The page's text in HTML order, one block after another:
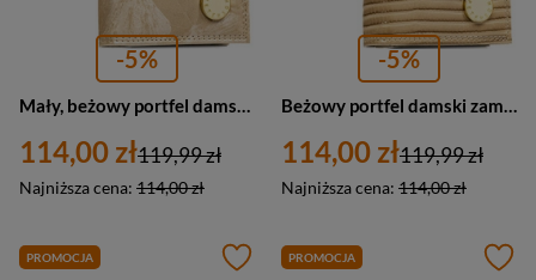
-5%
114,00 zł
Najniższa cena: 114,00 zł
119,99 zł
-5%
114,00 zł
Najniższa cena: 114,00 zł
119,99 zł
PROMOCJA PROMOCJA